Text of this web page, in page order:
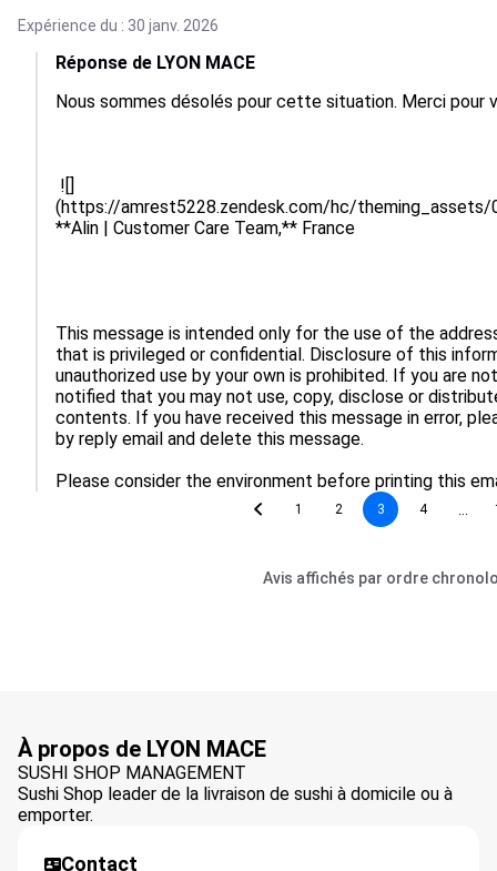
Expérience du : 30 janv. 2026
Réponse de LYON MACE
Nous sommes désolés pour cette situation. Merci pour
(https://amrest5228.zendesk.com/hc/theming_assets/
**Alin | Customer Care Team,** France
This message is intended only for the use of the
that is privileged or confidential. Disclosure of this
unauthorized use by your own is prohibited. If you are
notified that you may not use, copy, disclose or
contents. If you have received this message in error,
by reply email and delete this message.
Please consider the environment before printing this
1 2 3 4
Avis affichés par ordre
À propos de LYON MACE
SUSHI SHOP MANAGEMENT
Sushi Shop leader de la livraison de sushi à domicile ou à
emporter.
Contact